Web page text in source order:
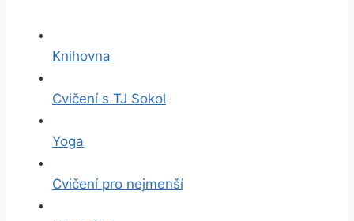
Knihovna
Cvičení s TJ Sokol
Yoga
Cvičení pro nejmenší